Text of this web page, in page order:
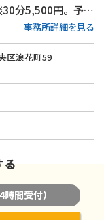
分5,500円。予約
事務所詳細を見る
区浪花町59
る
間受付）